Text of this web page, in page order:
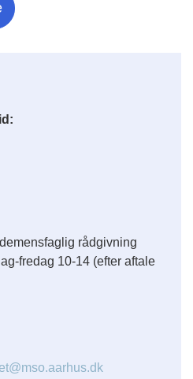
rådgivning
fredag 10-14 (efter aftale